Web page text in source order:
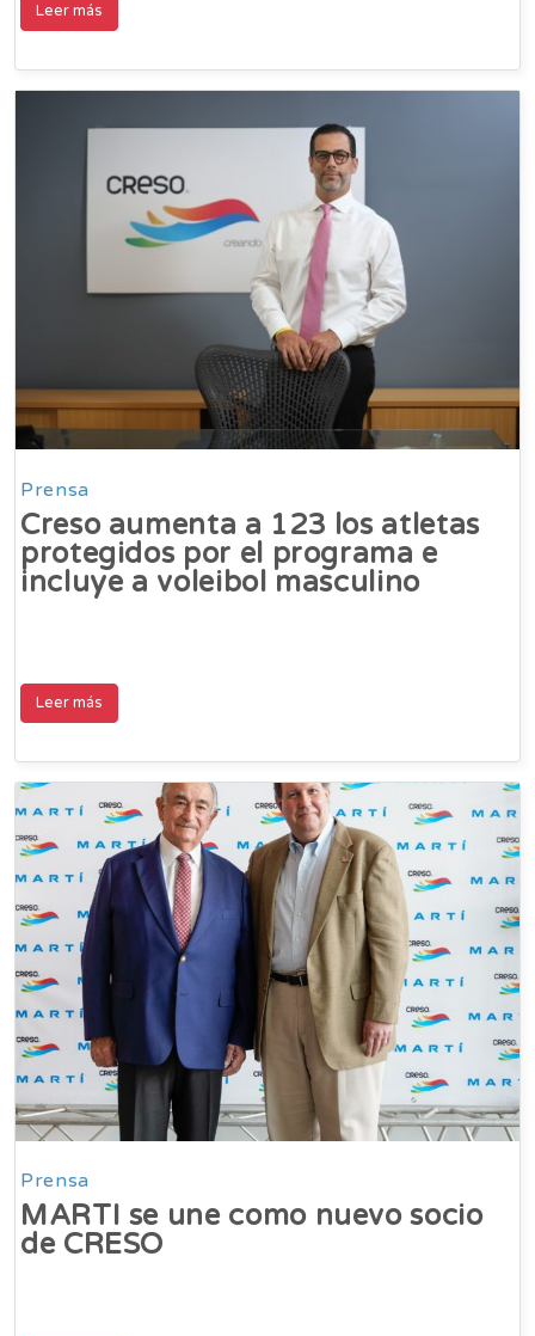
Leer más
Prensa
Creso aumenta a 123 los atletas
protegidos por el programa e
incluye a voleibol masculino
Leer más
Prensa
MARTI se une como nuevo socio
de CRESO